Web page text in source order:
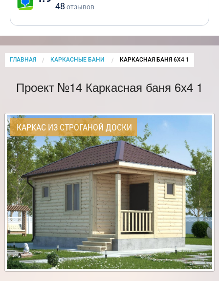
48 отзывов
ГЛАВНАЯ КАРКАСНЫЕ БАНИ CURRENT:
КАРКАСНАЯ БАНЯ 6Х4 1
Проект №14 Каркасная баня 6х4 1
КАРКАС ИЗ СТРОГАНОЙ ДОСКИ